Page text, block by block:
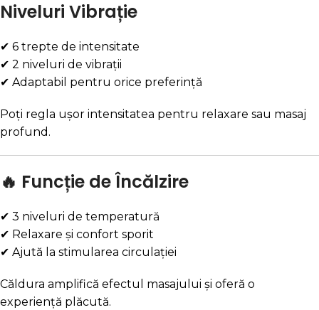
Niveluri Vibrație
✔ 6 trepte de intensitate
✔ 2 niveluri de vibrații
✔ Adaptabil pentru orice preferință
Poți regla ușor intensitatea pentru relaxare sau masaj
profund.
🔥 Funcție de Încălzire
✔ 3 niveluri de temperatură
✔ Relaxare și confort sporit
✔ Ajută la stimularea circulației
Căldura amplifică efectul masajului și oferă o
experiență plăcută.